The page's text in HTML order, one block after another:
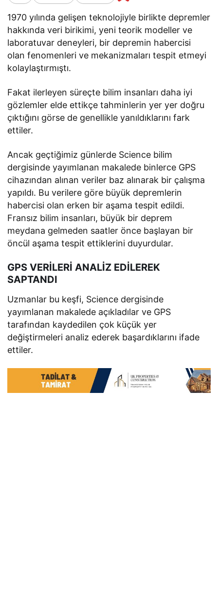
1970 yılında gelişen teknolojiyle birlikte depremler
hakkında veri birikimi, yeni teorik modeller ve
laboratuvar deneyleri, bir depremin habercisi
olan fenomenleri ve mekanizmaları tespit etmeyi
kolaylaştırmıştı.
Fakat ilerleyen süreçte bilim insanları daha iyi
gözlemler elde ettikçe tahminlerin yer yer doğru
çıktığını görse de genellikle yanıldıklarını fark
ettiler.
Ancak geçtiğimiz günlerde Science bilim
dergisinde yayımlanan makalede binlerce GPS
cihazından alınan veriler baz alınarak bir çalışma
yapıldı. Bu verilere göre büyük depremlerin
habercisi olan erken bir aşama tespit edildi.
Fransız bilim insanları, büyük bir deprem
meydana gelmeden saatler önce başlayan bir
öncül aşama tespit ettiklerini duyurdular.
GPS VERİLERİ ANALİZ EDİLEREK
SAPTANDI
Uzmanlar bu keşfi, Science dergisinde
yayımlanan makalede açıkladılar ve GPS
tarafından kaydedilen çok küçük yer
değiştirmeleri analiz ederek başardıklarını ifade
ettiler.